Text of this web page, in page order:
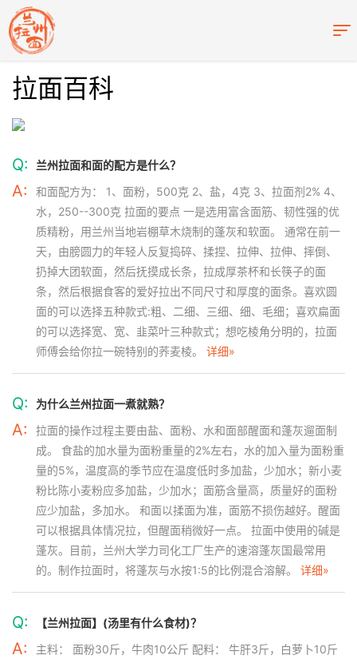
拉面百科
Q: 兰州拉面和面的配方是什么？
A:
和面配方为： 1、面粉，500克 2、盐，4克 3、拉面剂2% 4、
水，250--300克 拉面的要点 一是选用富含面筋、韧性强的优
质精粉，用兰州当地岩棚草木烧制的蓬灰和软面。 通常在前一
天，由膀圆力的年轻人反复捣碎、揉捏、拉伸、拉伸、摔倒、
扔掉大团软面，然后抚摸成长条，拉成厚茶杯和长筷子的面
条，然后根据食客的爱好拉出不同尺寸和厚度的面条。喜欢圆
面的可以选择五种款式:粗、二细、三细、细、毛细；喜欢扁面
的可以选择宽、宽、韭菜叶三种款式；想吃棱角分明的，拉面
师傅会给你拉一碗特别的荞麦棱。 详细»
Q: 为什么兰州拉面一煮就熟？
A:
拉面的操作过程主要由盐、面粉、水和面部醒面和蓬灰遛面制
成。 食盐的加水量为面粉重量的2%左右，水的加入量为面粉重
量的5%，温度高的季节应在温度低时多加盐，少加水；新小麦
粉比陈小麦粉应多加盐，少加水；面筋含量高，质量好的面粉
应少加盐，多加水。 和面以揉面为准，面筋不损伤越好。醒面
可以根据具体情况拉，但醒面稍微好一点。 拉面中使用的碱是
蓬灰。目前，兰州大学力司化工厂生产的速溶蓬灰国最常用
的。制作拉面时，将蓬灰与水按1:5的比例混合溶解。 详细»
Q: 【兰州拉面】(汤里有什么食材)？
A:
主料： 面粉30斤，牛肉10公斤 配料： 牛肝3斤，白萝卜10斤